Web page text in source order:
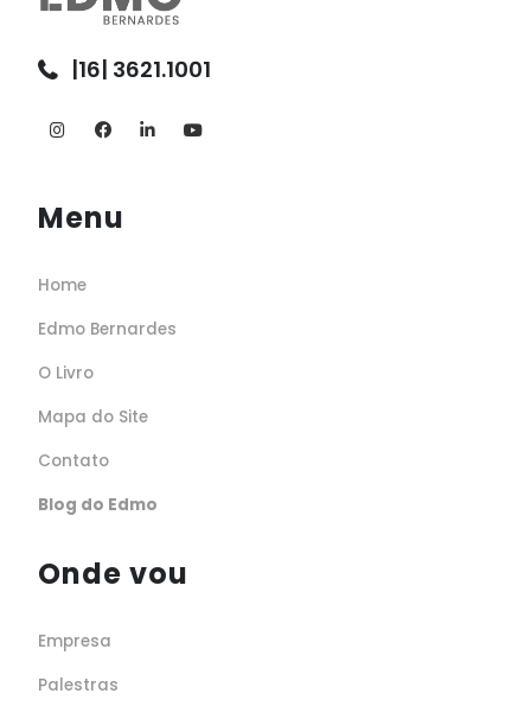
|16| 3621.1001
Menu
Home
Edmo Bernardes
O Livro
Mapa do Site
Contato
Blog do Edmo
Onde vou
Empresa
Palestras